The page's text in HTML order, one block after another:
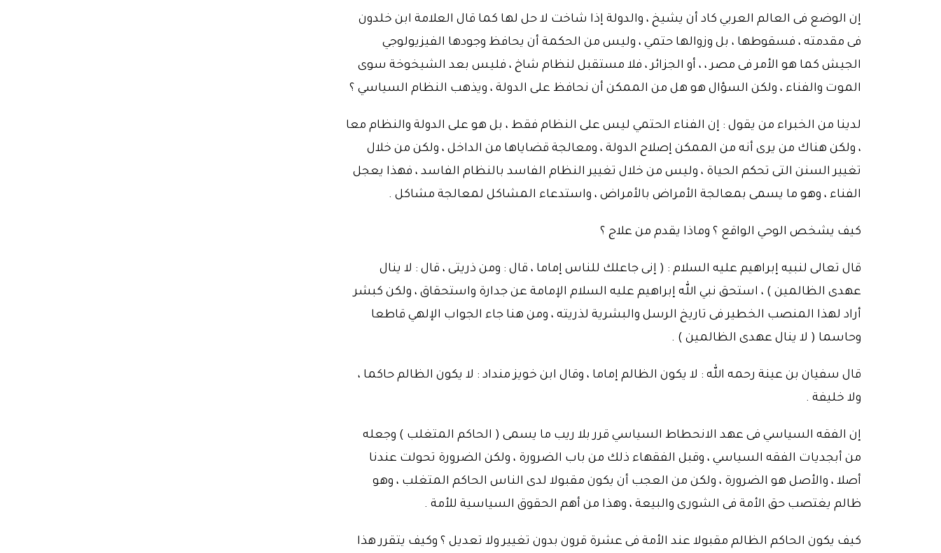
إن الوضع فى العالم العربي كاد أن يشيخ ، والدولة إذا شاخت لا حل لها كما قال العلامة ابن خلدون
فى مقدمته ، فسقوطها ، بل وزوالها حتمي ، وليس من الحكمة أن يحافظ وجودها الفيزيولوجي
الجيش كما هو الأمر فى مصر ، ، أو الجزائر ، فلا مستقبل لنظام شاخ ، فليس بعد الشيخوخة سوى
الموت والفناء ، ولكن السؤال هو هل من الممكن أن نحافظ على الدولة ، ويذهب النظام السياسي ؟
لدينا من الخبراء من يقول : إن الفناء الحتمي ليس على النظام فقط ، بل هو على الدولة والنظام معا
، ولكن هناك من يرى أنه من الممكن إصلاح الدولة ، ومعالجة قضاياها من الداخل ، ولكن من خلال
تغيير السنن التى تحكم الحياة ، وليس من خلال تغيير النظام الفاسد بالنظام الفاسد ، فهذا يعجل
الفناء ، وهو ما يسمى بمعالجة الأمراض بالأمراض ، واستدعاء المشاكل لمعالجة مشاكل .
كيف يشخص الوحي الواقع ؟ وماذا يقدم من علاج ؟
قال تعالى لنبيه إبراهيم عليه السلام : ( إنى جاعلك للناس إماما ، قال : ومن ذريتى ، قال : لا ينال
عهدى الظالمين ) ، استحق نبي الله إبراهيم عليه السلام الإمامة عن جدارة واستحقاق ، ولكن كبشر
أراد لهذا المنصب الخطير فى تاريخ الرسل والبشرية لذريته ، ومن هنا جاء الجواب الإلهي قاطعا
وحاسما ( لا ينال عهدى الظالمين ) .
قال سفيان بن عينة رحمه الله : لا يكون الظالم إماما ، وقال ابن خويز منداد : لا يكون الظالم حاكما ،
ولا خليفة .
إن الفقه السياسي فى عهد الانحطاط السياسي قرر بلا ريب ما يسمى ( الحاكم المتغلب ) وجعله
من أبجديات الفقه السياسي ، وقبل الفقهاء ذلك من باب الضرورة ، ولكن الضرورة تحولت عندنا
أصلا ، والأصل هو الضرورة ، ولكن من العجب أن يكون مقبولا لدى الناس الحاكم المتغلب ، وهو
ظالم يغتصب حق الأمة فى الشورى والبيعة ، وهذا من أهم الحقوق السياسية للأمة .
كيف يكون الحاكم الظالم مقبولا عند الأمة فى عشرة قرون بدون تغيير ولا تعديل ؟ وكيف يتقرر هذا